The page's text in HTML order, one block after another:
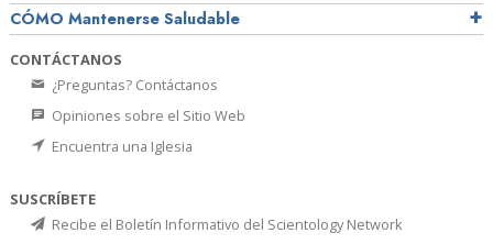
CÓMO Mantenerse Saludable
CONTÁCTANOS
¿Preguntas? Contáctanos
Opiniones sobre el Sitio Web
Encuentra una Iglesia
SUSCRÍBETE
Recibe el Boletín Informativo del Scientology Network